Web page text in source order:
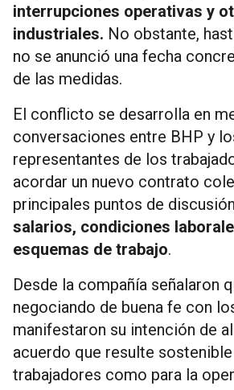
interrupciones operativas y
industriales. No obstante,
no se anunció una fecha
de las medidas.
El conflicto se desarrolla en
conversaciones entre BHP y
representantes de los
acordar un nuevo contrato
principales puntos de
salarios, condiciones
esquemas de trabajo.
Desde la compañía señalaron
negociando de buena fe con
manifestaron su intención de
acuerdo que resulte
trabajadores como para la